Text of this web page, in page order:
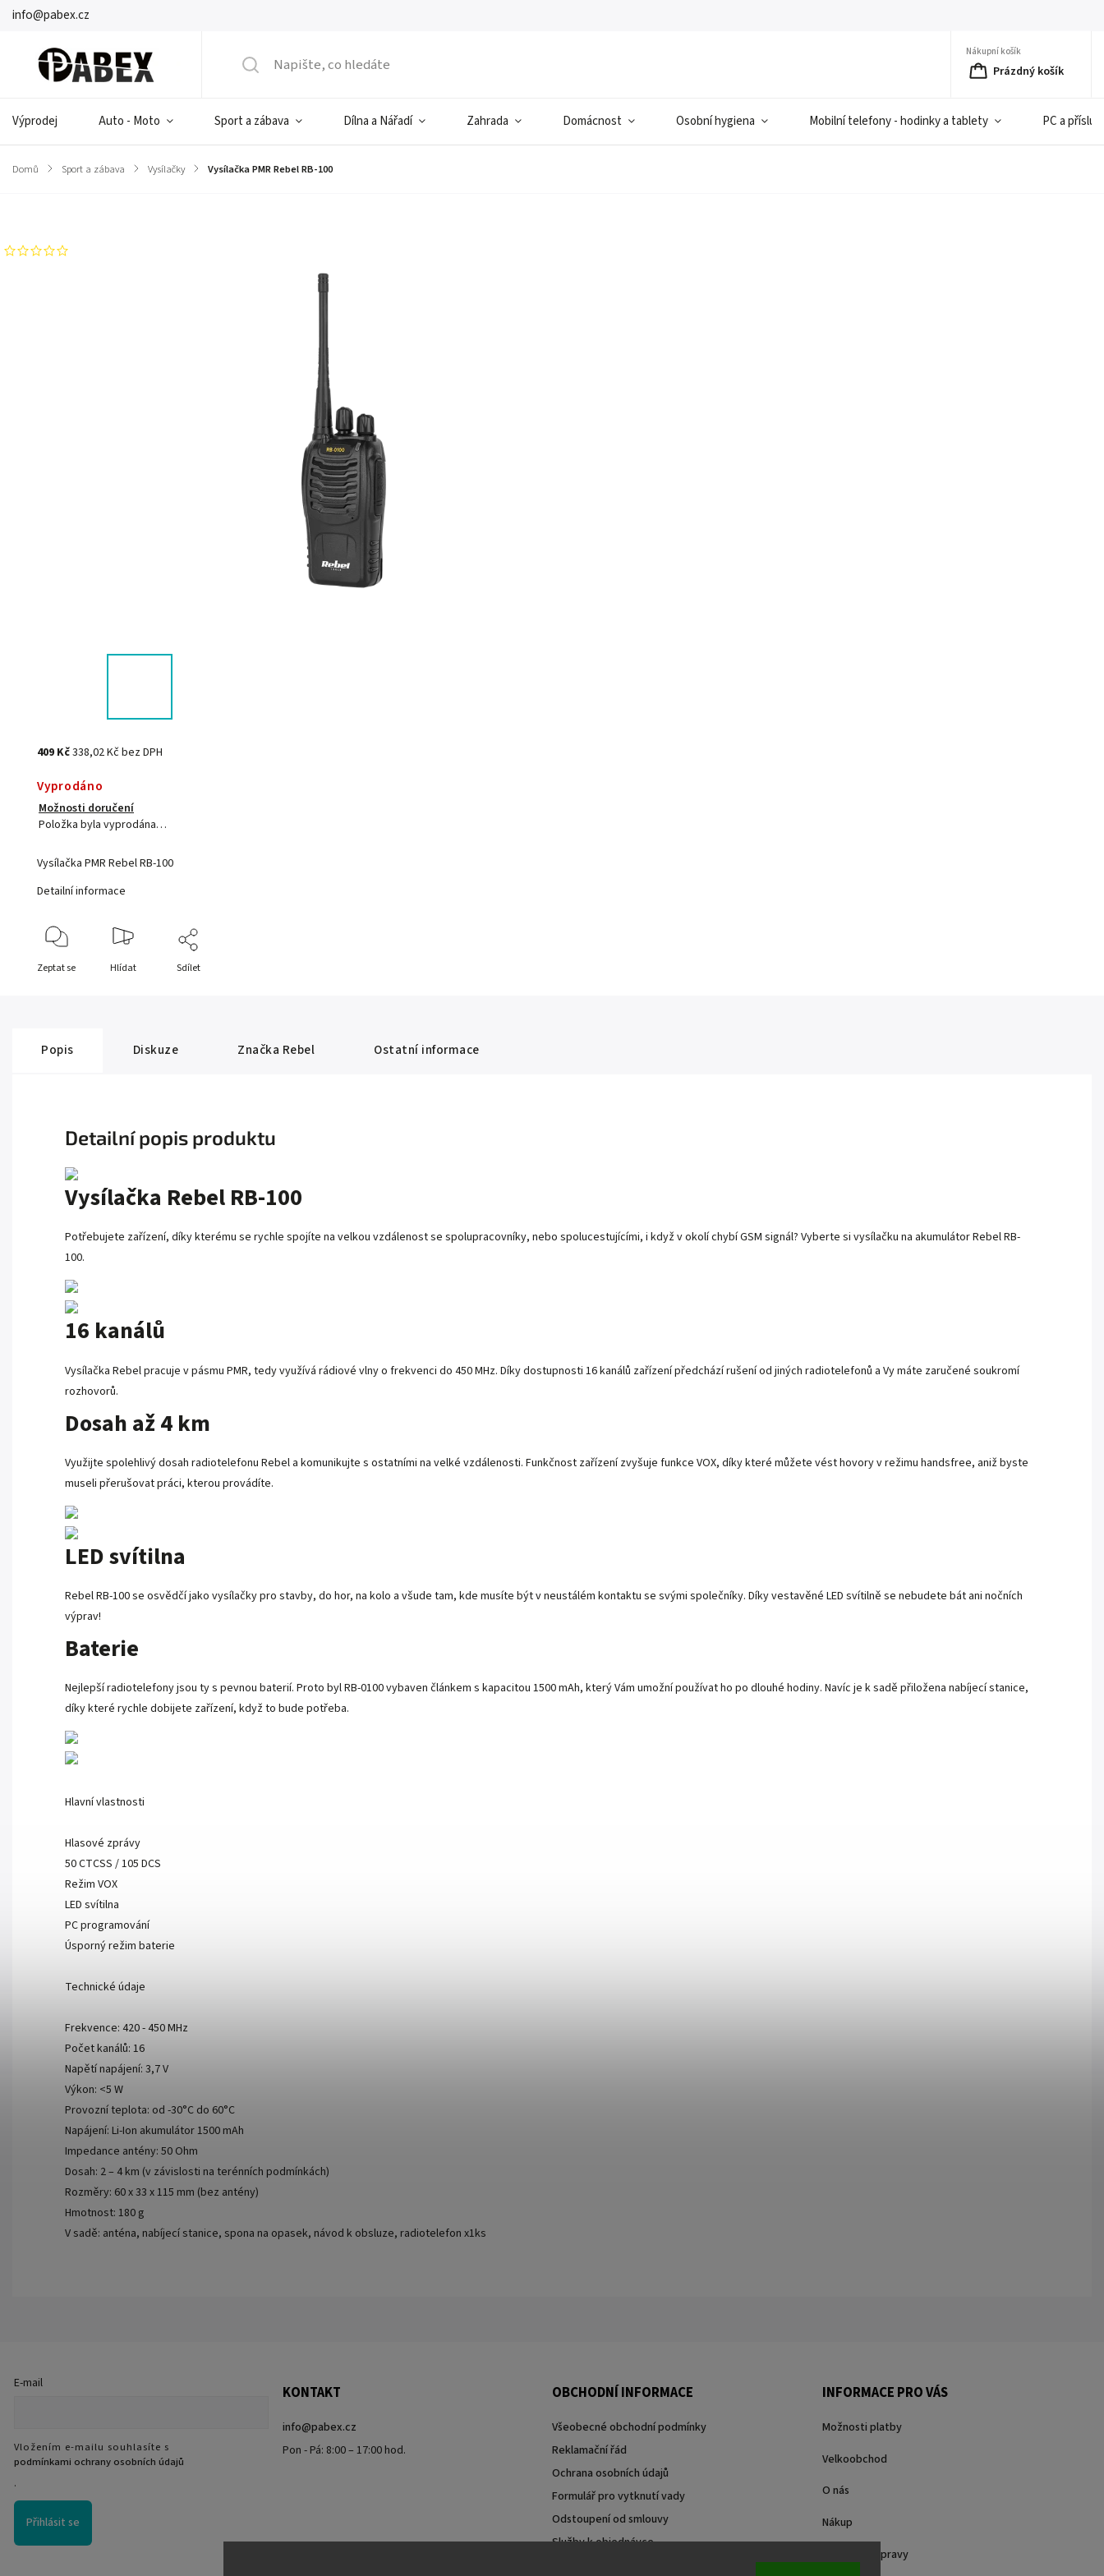
info@pabex.cz
Nákupní košík
Prázdný košík
Výprodej Auto - Moto Sport a zábava Dílna a Nářadí Zahrada Domácnost Osobní hygiena Mobilní telefony - hodinky a tablety PC a
Domů / Sport a zábava / Vysílačky / Vysílačka PMR Rebel RB-100
409 Kč338,02 Kč bez DPH
Vyprodáno
Možnosti doručení
Položka byla vyprodána…
Vysílačka PMR Rebel RB-100
Detailní informace
Zeptat se Hlídat Sdílet
Popis Diskuze Značka Rebel Ostatní informace
Detailní popis produktu
Vysílačka Rebel RB-100
Potřebujete zařízení, díky kterému se rychle spojíte na velkou vzdálenost se spolupracovníky, nebo spolucestujícími, i když v okolí chybí GSM signál? Vyberte si vysílačku na akumulátor Rebel RB-
100.
16 kanálů
Vysílačka Rebel pracuje v pásmu PMR, tedy využívá rádiové vlny o frekvenci do 450 MHz. Díky dostupnosti 16 kanálů zařízení předchází rušení od jiných radiotelefonů a Vy máte zaručené soukromí
rozhovorů.
Dosah až 4 km
Využijte spolehlivý dosah radiotelefonu Rebel a komunikujte s ostatními na velké vzdálenosti. Funkčnost zařízení zvyšuje funkce VOX, díky které můžete vést hovory v režimu handsfree, aniž byste
museli přerušovat práci, kterou provádíte.
LED svítilna
Rebel RB-100 se osvědčí jako vysílačky pro stavby, do hor, na kolo a všude tam, kde musíte být v neustálém kontaktu se svými společníky. Díky vestavěné LED svítilně se nebudete bát ani nočních
výprav!
Baterie
Nejlepší radiotelefony jsou ty s pevnou baterií. Proto byl RB-0100 vybaven článkem s kapacitou 1500 mAh, který Vám umožní používat ho po dlouhé hodiny. Navíc je k sadě přiložena nabíjecí stanice,
díky které rychle dobijete zařízení, když to bude potřeba.
Hlavní vlastnosti
Hlasové zprávy
50 CTCSS / 105 DCS
Režim VOX
LED svítilna
PC programování
Úsporný režim baterie
Technické údaje
Frekvence: 420 - 450 MHz
Počet kanálů: 16
Napětí napájení: 3,7 V
Výkon: <5 W
Provozní teplota: od -30°C do 60°C
Napájení: Li-Ion akumulátor 1500 mAh
Impedance antény: 50 Ohm
Dosah: 2 – 4 km (v závislosti na terénních podmínkách)
Rozměry: 60 x 33 x 115 mm (bez antény)
Hmotnost: 180 g
V sadě: anténa, nabíjecí stanice, spona na opasek, návod k obsluze, radiotelefon x1ks
E-mail
Vložením e-mailu souhlasíte s
podmínkami ochrany osobních údajů
.
Přihlásit se
KONTAKT
info@pabex.cz
Pon - Pá: 8:00 – 17:00 hod.
OBCHODNÍ INFORMACE
Všeobecné obchodní podmínky
Reklamační řád
Ochrana osobních údajů
Formulář pro vytknutí vady
Odstoupení od smlouvy
Služby k objednávce
INFORMACE PRO VÁS
Možnosti platby
Velkoobchod
O nás
Nákup
Způsoby dopravy